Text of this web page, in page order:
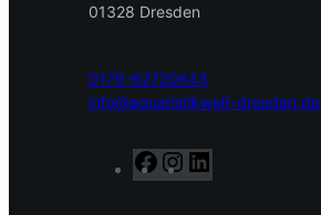
01328 Dresden
0176-62720643
info@aquaristikwelt-dresden.de
F
a
n
i